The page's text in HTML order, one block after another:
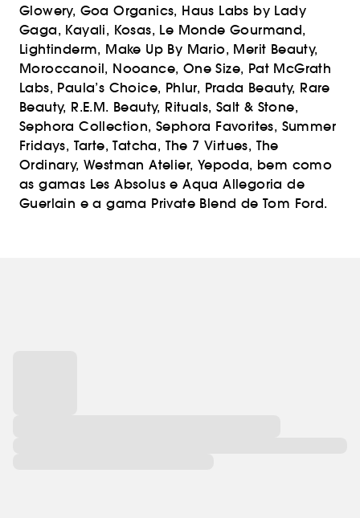
Glowery, Goa Organics, Haus Labs by Lady
Gaga, Kayali, Kosas, Le Monde Gourmand,
Lightinderm, Make Up By Mario, Merit Beauty,
Moroccanoil, Nooance, One Size, Pat McGrath
Labs, Paula’s Choice, Phlur, Prada Beauty, Rare
Beauty, R.E.M. Beauty, Rituals, Salt & Stone,
Sephora Collection, Sephora Favorites, Summer
Fridays, Tarte, Tatcha, The 7 Virtues, The
Ordinary, Westman Atelier, Yepoda, bem como
as gamas Les Absolus e Aqua Allegoria de
Guerlain e a gama Private Blend de Tom Ford.